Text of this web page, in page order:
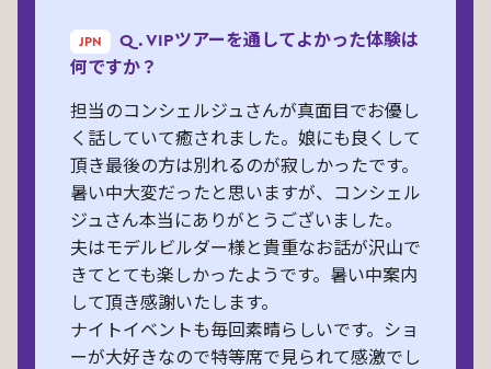
たいです！！ありがとうございました！！
JPN
Q. VIPツアーを通してよかった体験は
何ですか？
担当のコンシェルジュさんが真面目でお優し
く話していて癒されました。娘にも良くして
頂き最後の方は別れるのが寂しかったです。
暑い中大変だったと思いますが、コンシェル
ジュさん本当にありがとうございました。
夫はモデルビルダー様と貴重なお話が沢山で
きてとても楽しかったようです。暑い中案内
して頂き感謝いたします。
ナイトイベントも毎回素晴らしいです。ショ
ーが大好きなので特等席で見られて感激でし